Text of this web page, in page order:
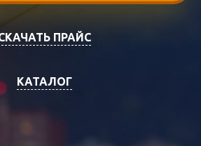
ПРАЙС
КАТАЛОГ